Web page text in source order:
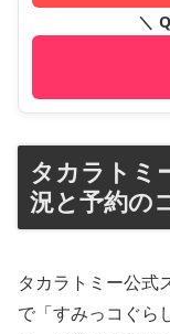
＼
タカラトミ
況と予約の
タカラトミー公式
で「すみっコぐら